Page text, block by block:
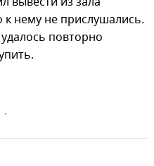
к нему не прислушались.
повторно